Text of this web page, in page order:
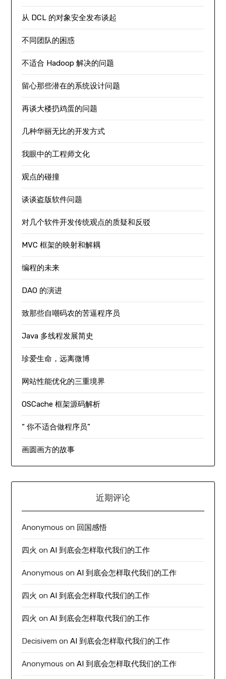
从 DCL 的对象安全发布谈起
不同团队的困惑
不适合 Hadoop 解决的问题
留心那些潜在的系统设计问题
再谈大楼扔鸡蛋的问题
几种华丽无比的开发方式
我眼中的工程师文化
观点的碰撞
谈谈盗版软件问题
对几个软件开发传统观点的质疑和反驳
MVC 框架的映射和解耦
编程的未来
DAO 的演进
致那些自嘲码农的苦逼程序员
Java 多线程发展简史
珍爱生命，远离微博
网站性能优化的三重境界
OSCache 框架源码解析
“ 你不适合做程序员”
画圆画方的故事
近期评论
Anonymous on 回国感悟
四火 onAI 到底会怎样取代我们的工作
Anonymous onAI 到底会怎样取代我们的工作
四火 onAI 到底会怎样取代我们的工作
四火 onAI 到底会怎样取代我们的工作
Decisivem onAI 到底会怎样取代我们的工作
Anonymous onAI 到底会怎样取代我们的工作